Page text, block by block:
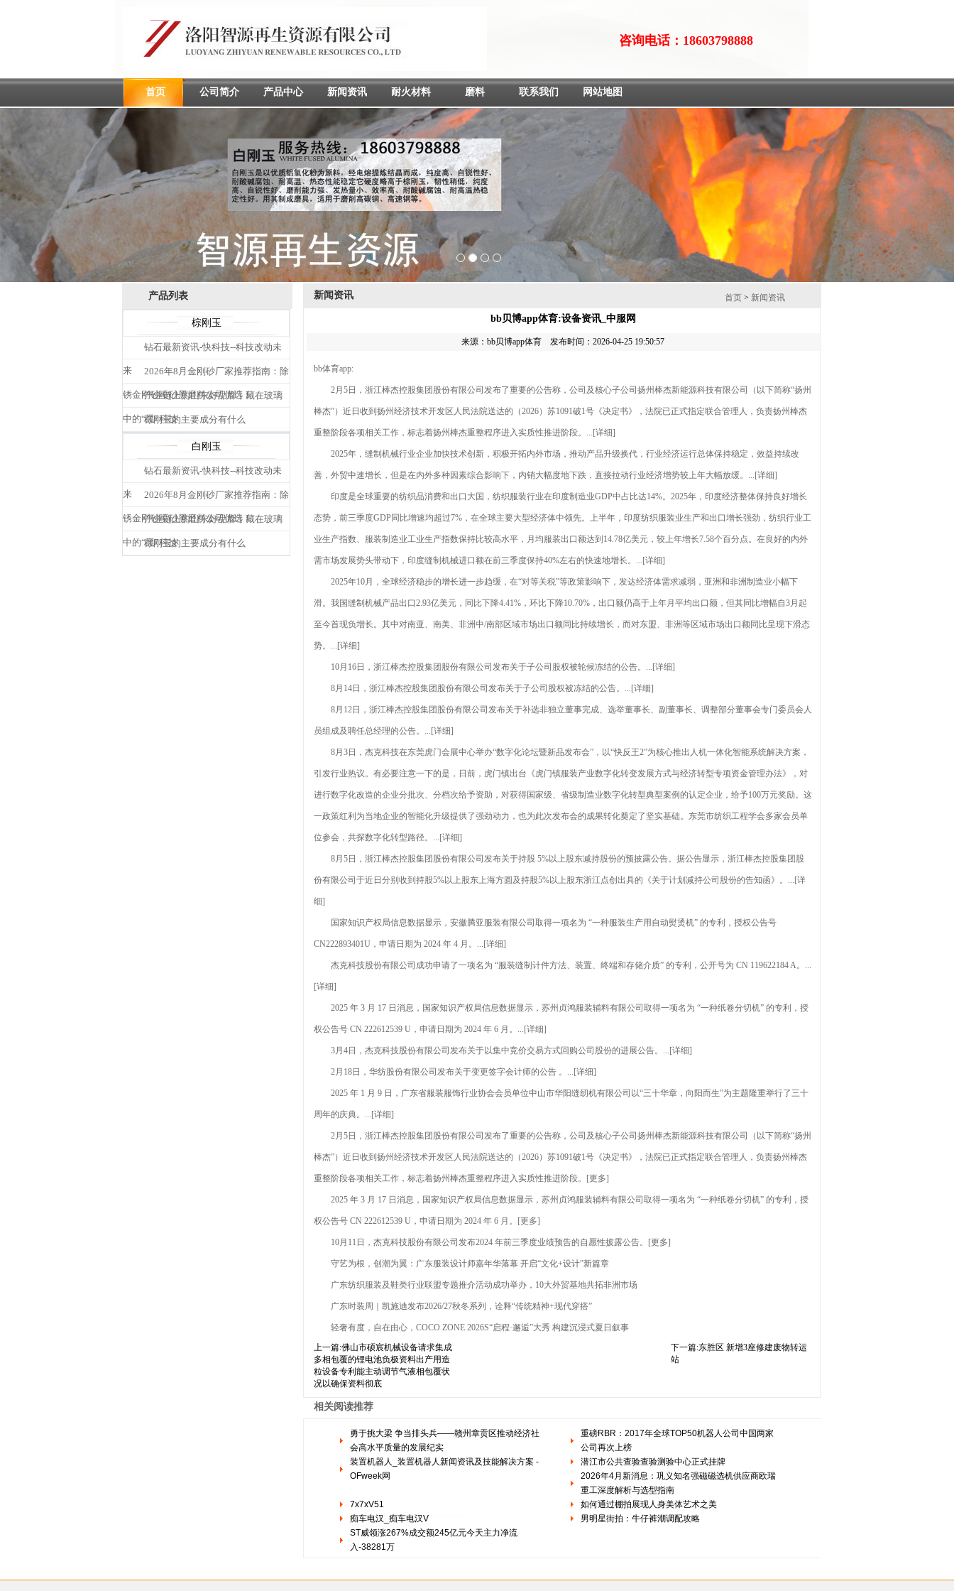
咨询电话：18603798888
首页 公司简介 产品中心 新闻资讯 耐火材料 磨料 联系我们 网站地图
1 2 3 4
产品列表
棕刚玉
钻石最新资讯-快科技--科技改动未
来 2026年8月金刚砂厂家推荐指南：除
锈金刚砂喷砂黑磨料公司优选！
产业链上的山东好品牌丨藏在玻璃
中的“黑”科技
棕刚玉的主要成分有什么
白刚玉
钻石最新资讯-快科技--科技改动未
来 2026年8月金刚砂厂家推荐指南：除
锈金刚砂喷砂黑磨料公司优选！
产业链上的山东好品牌丨藏在玻璃
中的“黑”科技
棕刚玉的主要成分有什么
新闻资讯 首页> 新闻资讯
bb贝博app体育:设备资讯_中服网
来源：bb贝博app体育 发布时间：2026-04-25 19:50:57
bb体育app:
2月5日，浙江棒杰控股集团股份有限公司发布了重要的公告称，公司及核心子公司扬州棒杰新能源科技有限公司（以下简称“扬州
棒杰”）近日收到扬州经济技术开发区人民法院送达的（2026）苏1091破1号《决定书》，法院已正式指定联合管理人，负责扬州棒杰
重整阶段各项相关工作，标志着扬州棒杰重整程序进入实质性推进阶段。...[详细]
2025年，缝制机械行业企业加快技术创新，积极开拓内外市场，推动产品升级换代，行业经济运行总体保持稳定，效益持续改
善，外贸中速增长，但是在内外多种因素综合影响下，内销大幅度地下跌，直接拉动行业经济增势较上年大幅放缓。...[详细]
印度是全球重要的纺织品消费和出口大国，纺织服装行业在印度制造业GDP中占比达14%。2025年，印度经济整体保持良好增长
态势，前三季度GDP同比增速均超过7%，在全球主要大型经济体中领先。上半年，印度纺织服装业生产和出口增长强劲，纺织行业工
业生产指数、服装制造业工业生产指数保持比较高水平，月均服装出口额达到14.78亿美元，较上年增长7.58个百分点。在良好的内外
需市场发展势头带动下，印度缝制机械进口额在前三季度保持40%左右的快速地增长。...[详细]
2025年10月，全球经济稳步的增长进一步趋缓，在“对等关税”等政策影响下，发达经济体需求减弱，亚洲和非洲制造业小幅下
滑。我国缝制机械产品出口2.93亿美元，同比下降4.41%，环比下降10.70%，出口额仍高于上年月平均出口额，但其同比增幅自3月起
至今首现负增长。其中对南亚、南美、非洲中/南部区域市场出口额同比持续增长，而对东盟、非洲等区域市场出口额同比呈现下滑态
势。...[详细]
10月16日，浙江棒杰控股集团股份有限公司发布关于子公司股权被轮候冻结的公告。...[详细]
8月14日，浙江棒杰控股集团股份有限公司发布关于子公司股权被冻结的公告。...[详细]
8月12日，浙江棒杰控股集团股份有限公司发布关于补选非独立董事完成、选举董事长、副董事长、调整部分董事会专门委员会人
员组成及聘任总经理的公告。...[详细]
8月3日，杰克科技在东莞虎门会展中心举办“数字化论坛暨新品发布会”，以“快反王2”为核心推出人机一体化智能系统解决方案，
引发行业热议。有必要注意一下的是，日前，虎门镇出台《虎门镇服装产业数字化转变发展方式与经济转型专项资金管理办法》，对
进行数字化改造的企业分批次、分档次给予资助，对获得国家级、省级制造业数字化转型典型案例的认定企业，给予100万元奖励。这
一政策红利为当地企业的智能化升级提供了强劲动力，也为此次发布会的成果转化奠定了坚实基础。东莞市纺织工程学会多家会员单
位参会，共探数字化转型路径。...[详细]
8月5日，浙江棒杰控股集团股份有限公司发布关于持股 5%以上股东减持股份的预披露公告。据公告显示，浙江棒杰控股集团股
份有限公司于近日分别收到持股5%以上股东上海方圆及持股5%以上股东浙江点创出具的《关于计划减持公司股份的告知函》。...[详
细]
国家知识产权局信息数据显示，安徽腾亚服装有限公司取得一项名为 “一种服装生产用自动熨烫机” 的专利，授权公告号
CN222893401U，申请日期为 2024 年 4 月。...[详细]
杰克科技股份有限公司成功申请了一项名为 “服装缝制计件方法、装置、终端和存储介质” 的专利，公开号为 CN 119622184 A。...
[详细]
2025 年 3 月 17 日消息，国家知识产权局信息数据显示，苏州贞鸿服装辅料有限公司取得一项名为 “一种纸卷分切机” 的专利，授
权公告号 CN 222612539 U，申请日期为 2024 年 6 月。...[详细]
3月4日，杰克科技股份有限公司发布关于以集中竞价交易方式回购公司股份的进展公告。...[详细]
2月18日，华纺股份有限公司发布关于变更签字会计师的公告 。...[详细]
2025 年 1 月 9 日，广东省服装服饰行业协会会员单位中山市华阳缝纫机有限公司以“三十华章，向阳而生”为主题隆重举行了三十
周年的庆典。...[详细]
2月5日，浙江棒杰控股集团股份有限公司发布了重要的公告称，公司及核心子公司扬州棒杰新能源科技有限公司（以下简称“扬州
棒杰”）近日收到扬州经济技术开发区人民法院送达的（2026）苏1091破1号《决定书》，法院已正式指定联合管理人，负责扬州棒杰
重整阶段各项相关工作，标志着扬州棒杰重整程序进入实质性推进阶段。[更多]
2025 年 3 月 17 日消息，国家知识产权局信息数据显示，苏州贞鸿服装辅料有限公司取得一项名为 “一种纸卷分切机” 的专利，授
权公告号 CN 222612539 U，申请日期为 2024 年 6 月。[更多]
10月11日，杰克科技股份有限公司发布2024 年前三季度业绩预告的自愿性披露公告。[更多]
守艺为根，创潮为翼：广东服装设计师嘉年华落幕 开启“文化+设计”新篇章
广东纺织服装及鞋类行业联盟专题推介活动成功举办，10大外贸基地共拓非洲市场
广东时装周｜凯施迪发布2026/27秋冬系列，诠释“传统精神+现代穿搭”
轻奢有度，自在由心，COCO ZONE 2026S“启程·邂逅”大秀 构建沉浸式夏日叙事
上一篇:佛山市硕宸机械设备请求集成
多相包覆的锂电池负极资料出产用造
粒设备专利能主动调节气液相包覆状
况以确保资料彻底
下一篇:东胜区 新增3座修建废物转运
站
相关阅读推荐
勇于挑大梁 争当排头兵——赣州章贡区推动经济社
会高水平质量的发展纪实
重磅RBR：2017年全球TOP50机器人公司中国两家
公司再次上榜
装置机器人_装置机器人新闻资讯及技能解决方案 -
OFweek网
潜江市公共查验查验测验中心正式挂牌
2026年4月新消息：巩义知名强磁磁选机供应商欧瑞
重工深度解析与选型指南
7x7xV51
如何通过棚拍展现人身美体艺术之美
痴车电汉_痴车电汉V
男明星街拍：牛仔裤潮调配攻略
ST威领涨267%成交额245亿元今天主力净流
入-38281万